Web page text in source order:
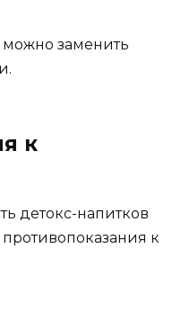
заменить
к
детокс-напитков
к